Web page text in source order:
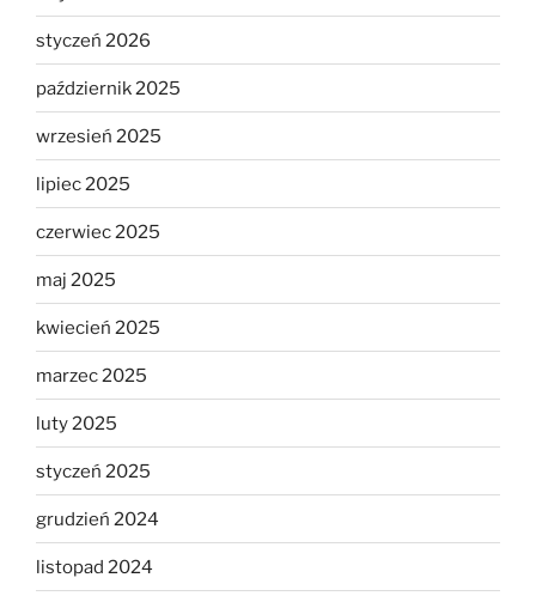
styczeń 2026
październik 2025
wrzesień 2025
lipiec 2025
czerwiec 2025
maj 2025
kwiecień 2025
marzec 2025
luty 2025
styczeń 2025
grudzień 2024
listopad 2024